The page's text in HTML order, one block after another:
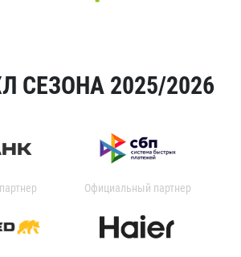
СЕЗОНА 2025/2026
Официальный партнер